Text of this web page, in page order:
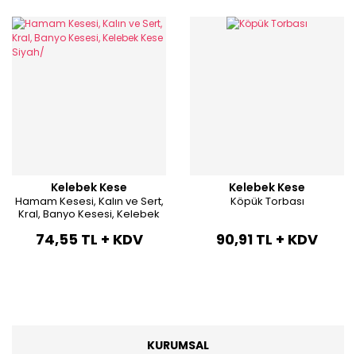
Kelebek Kese
Hamam Kesesi, Kalın ve Sert,
Kral, Banyo Kesesi, Kelebek
74,55 TL + KDV
Kelebek Kese
Köpük Torbası
90,91 TL + KDV
KURUMSAL